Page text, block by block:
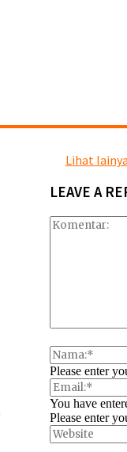
Lihat lainya
LEAVE A
Please enter
You have
Please enter